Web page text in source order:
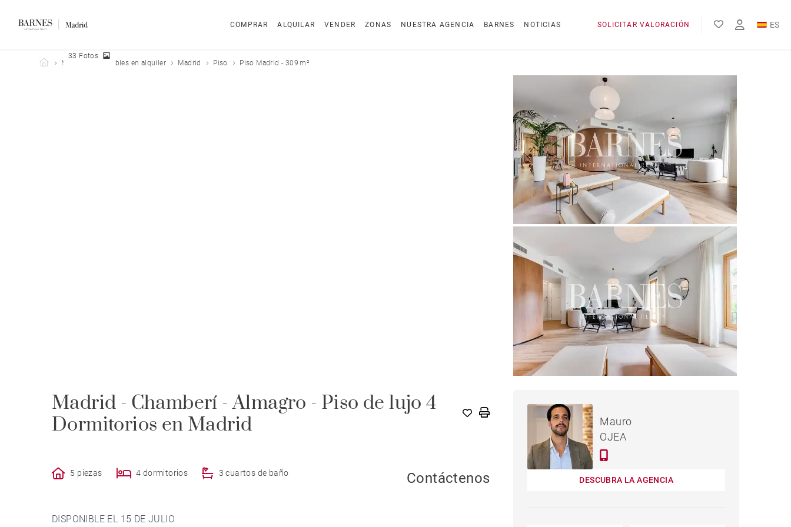
COMPRAR ALQUILAR VENDER ZONAS NUESTRA AGENCIA BARNES NOTICIAS SOLICITAR VALORACIÓN ES
EN
Barnes Madrid
Nuestros inmuebles en alquiler Madrid Piso Piso Madrid - 309 m²
33 Fotos
Madrid - Chamberí - Almagro - Piso de lujo 4
Dormitorios en Madrid
5 piezas 4 dormitorios 3 cuartos de baño Contáctenos
DISPONIBLE EL 15 DE JULIO
PISO MADRID - 309 M²
Mauro
OJEA
DESCUBRA LA AGENCIA